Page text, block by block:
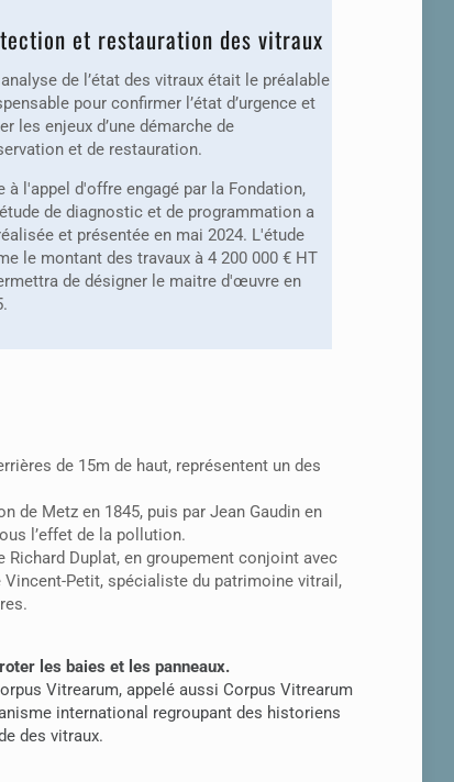
et restauration des vitraux
de l’état des vitraux était le préalable
pour confirmer l’état d’urgence et
les enjeux d’une démarche de
et de restauration.
à l'appel d'offre engagé par la Fondation,
de diagnostic et de programmation a
et présentée en mai 2024. L'étude
le montant des travaux à 4 200 000 € HT
de désigner le maitre d'œuvre en
de 15m de haut, représentent un des
de Metz en 1845, puis par Jean Gaudin en
l’effet de la pollution.
Richard Duplat, en groupement conjoint avec
Petit, spécialiste du patrimoine vitrail,
les baies et les panneaux.
Vitrearum, appelé aussi Corpus Vitrearum
international regroupant des historiens
des vitraux.